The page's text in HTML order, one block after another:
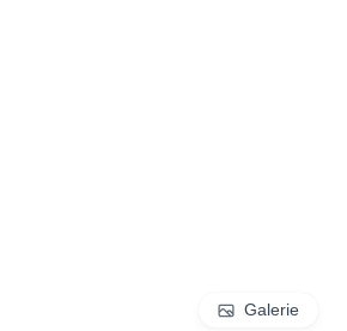
Galerie